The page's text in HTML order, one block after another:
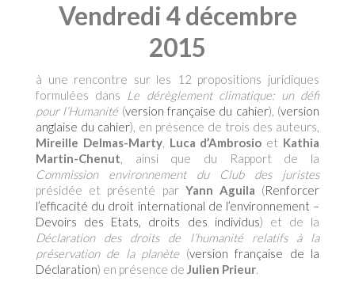
CATALOGUES
Vendredi 4 décembre
2015
à une rencontre sur les 12 propositions juridiques
formulées dans Le dérèglement climatique: un défi
pour l’Humanité (version française du cahier), (version
anglaise du cahier), en présence de trois des auteurs,
Mireille Delmas-Marty, Luca d’Ambrosio et Kathia
Martin-Chenut, ainsi que du Rapport de la
Commission environnement du Club des juristes
présidée et présenté par Yann Aguila (Renforcer
l’efficacité du droit international de l’environnement –
Devoirs des Etats, droits des individus) et de la
Déclaration des droits de l’humanité relatifs à la
préservation de la planète (version française de la
Déclaration) en présence de Julien Prieur.